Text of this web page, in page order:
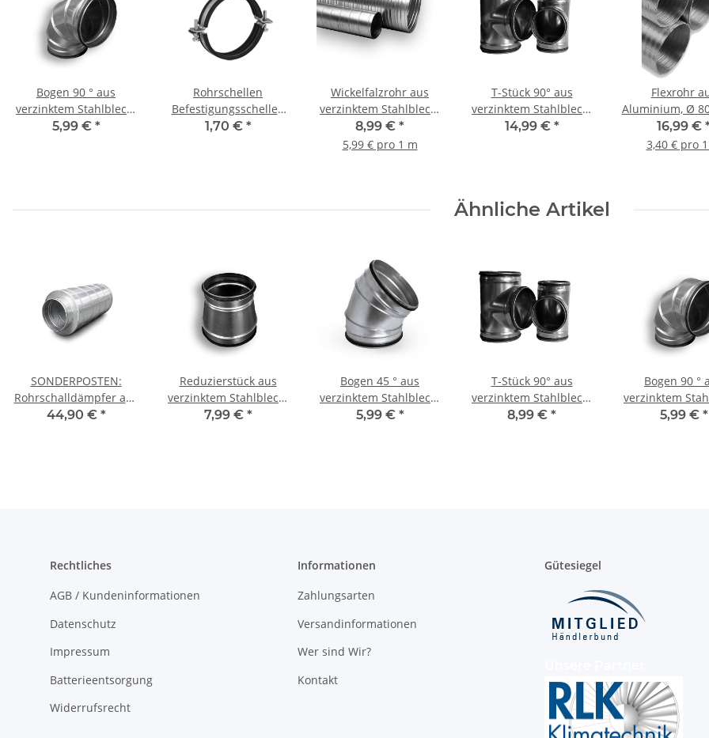
Bogen 90 ° aus
verzinktem Stahlblech,
mit Dichtung, Ø 80 mm
5,99 € *
Rohrschellen
Befestigungsschellen
mit Gummieinlage DN
1,70 € *
Wickelfalzrohr aus
verzinktem Stahlblech,
Ø 80 mm, 1,5 m, WFR
8,99 € *
5,99 € pro 1 m
T-Stück 90° aus
verzinktem Stahlblech,
mit Dichtung, Ø 100
14,99 € *
Flexrohr
Aluminium, Ø
m 80 mm
16,99 €
3,40 € pro
Ähnliche Artikel
SONDERPOSTEN:
Rohrschalldämpfer aus
verzinktem Stahlblech,
44,90 € *
Reduzierstück aus
verzinktem Stahlblech,
symmetrisch, mit
7,99 € *
Bogen 45 ° aus
verzinktem Stahlblech,
mit Dichtung, Ø 80-800
5,99 € *
T-Stück 90° aus
verzinktem Stahlblech,
mit Dichtung, Ø 80-400
8,99 € *
Bogen 90 °
verzinktem
mit Dichtung,
5,99 € *
Rechtliches
AGB / Kundeninformationen
Datenschutz
Impressum
Batterieentsorgung
Widerrufsrecht
Informationen
Zahlungsarten
Versandinformationen
Wer sind Wir?
Kontakt
Gütesiegel